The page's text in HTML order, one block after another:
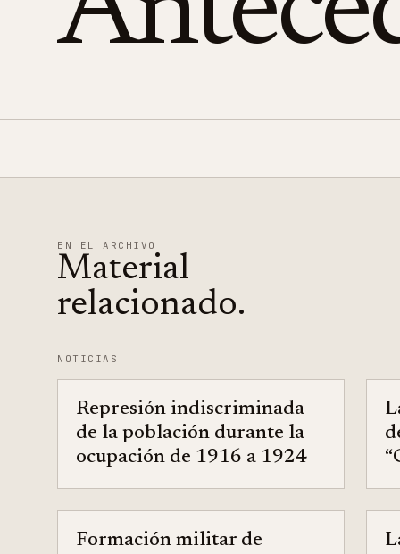
EN EL ARCHIVO
Material
relacionado.
NOTICIAS
Represión indiscriminada
de la población durante la
ocupación de 1916 a 1924
Formación militar de